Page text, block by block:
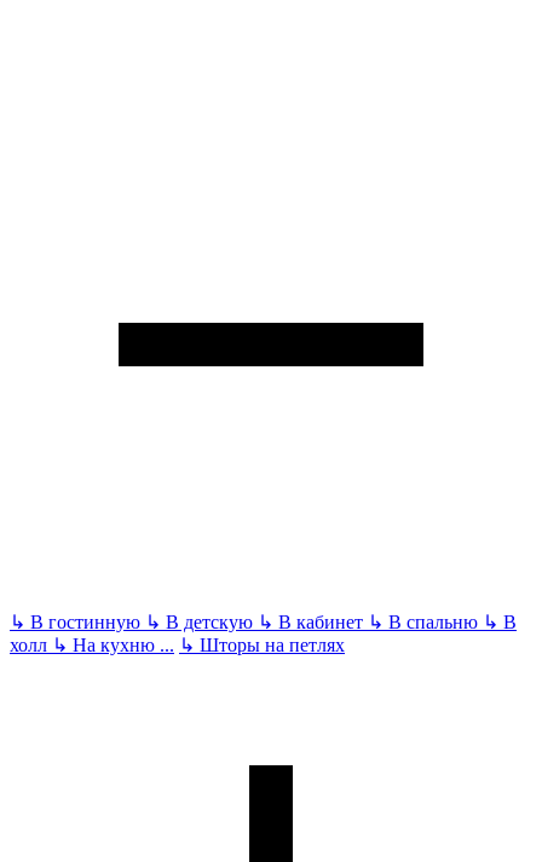
↳ В гостинную ↳ В детскую ↳ В кабинет ↳ В спальню ↳ В
холл ↳ На кухню ... ↳ Шторы на петлях